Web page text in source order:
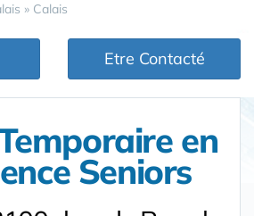
» Calais
Etre Contacté
en
Seniors